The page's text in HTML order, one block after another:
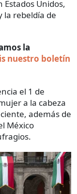
Unidos,
la rebeldía de
la
nuestro boletín
el 1 de
a la cabeza
además de
México